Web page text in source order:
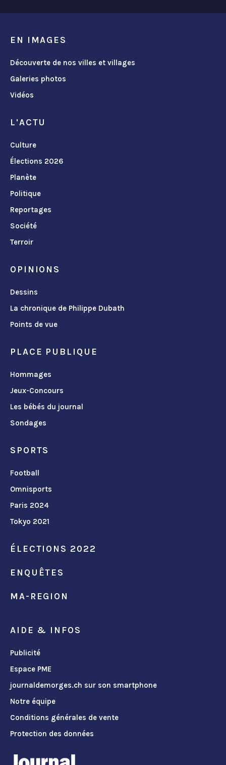
EN IMAGES
Découverte de nos villes et villages
Galeries photos
Vidéos
L'ACTU
Culture
Élections 2026
Planète
Politique
Reportages
Société
Terroir
OPINIONS
Dessins
La chronique de Philippe Dubath
Points de vue
PLACE PUBLIQUE
Hommages
Jeux-Concours
Les bébés du journal
Sondages
SPORTS
Football
Omnisports
Paris 2024
Tokyo 2021
ÉLECTIONS 2022
ENQUÊTES
MA-REGION
AIDE & INFOS
Publicité
Espace PME
journaldemorges.ch sur son smartphone
Notre équipe
Conditions générales de vente
Protection des données